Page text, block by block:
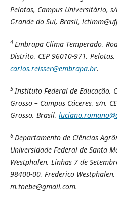
Pelotas, Campus Universitário,
Grande do Sul, Brasil,
4 Embrapa Clima Temperado,
Distrito, CEP 96010-971,
carlos.reisser@embrapa.br.
5 Instituto Federal de Educação,
Grosso – Campus Cáceres, s/n,
Grosso, Brasil,
6 Departamento de Ciências
Universidade Federal de Santa
Westphalen, Linhas 7 de
98400-00, Frederico
m.toebe@gmail.com.